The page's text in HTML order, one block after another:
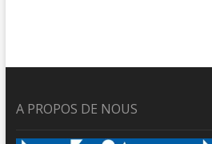
A PROPOS DE NOUS